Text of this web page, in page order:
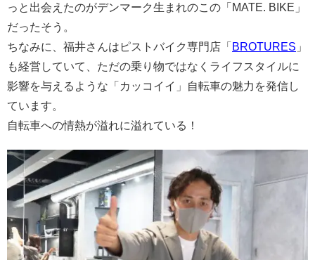
っと出会えたのがデンマーク生まれのこの「MATE. BIKE」
だったそう。
ちなみに、福井さんはピストバイク専門店「 BROTURES 」
も経営していて、ただの乗り物ではなくライフスタイルに
影響を与えるような「カッコイイ」自転車の魅力を発信し
ています。
自転車への情熱が溢れに溢れている！